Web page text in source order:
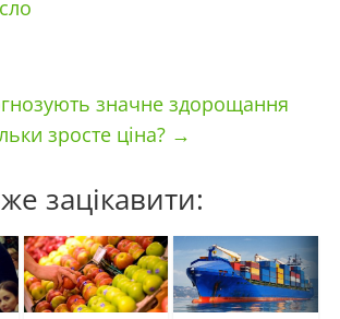
значне здорощання
зросте ціна? →
зацікавити: